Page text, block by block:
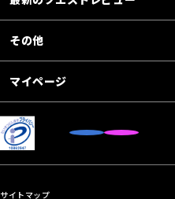
その他
マイページ
サイトマップ